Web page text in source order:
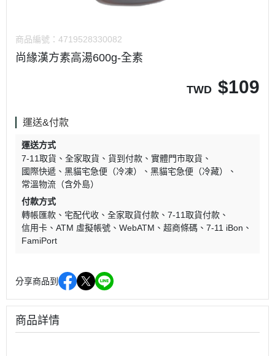
商品編號： 4719528330082
尚緣漢方素高湯600g-全素
TWD $109
運送&付款
運送方式
7-11取貨
全家取貨 貨到付款
實體門市取貨
國際快遞
黑貓宅急便（冷凍）
黑貓宅急便（冷藏）
常溫物流（含外島）
付款方式
轉帳匯款
宅配代收 全家取貨付款
7-11取貨付款
信用卡
ATM 虛擬帳號 WebATM 超商條碼
7-11 iBon
FamiPort
分享商品到
商品詳情